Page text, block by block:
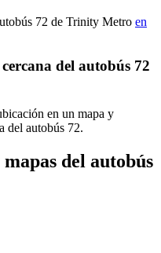
72 de Trinity Metro en
del autobús 72
en un mapa y
del autobús 72.
del autobús